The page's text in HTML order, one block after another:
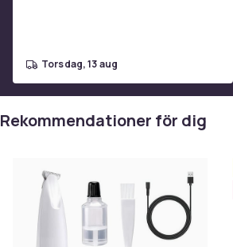
torsdag, 13 aug
Rekommendationer för dig